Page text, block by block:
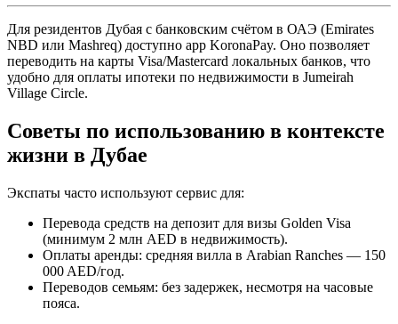
Для резидентов Дубая с банковским счётом в ОАЭ (Emirates
NBD или Mashreq) доступно app KoronaPay. Оно позволяет
переводить на карты Visa/Mastercard локальных банков, что
удобно для оплаты ипотеки по недвижимости в Jumeirah
Village Circle.
Советы по использованию в контексте
жизни в Дубае
Экспаты часто используют сервис для:
Перевода средств на депозит для визы Golden Visa
(минимум 2 млн AED в недвижимость).
Оплаты аренды: средняя вилла в Arabian Ranches — 150
000 AED/год.
Переводов семьям: без задержек, несмотря на часовые
пояса.